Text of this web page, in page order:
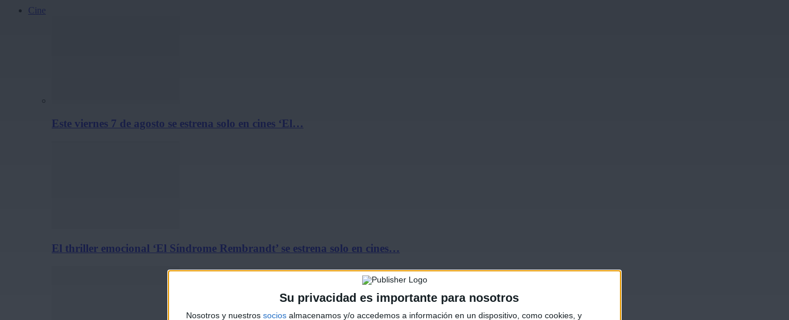
Su privacidad es importante para nosotros
Nosotros y nuestros socios almacenamos y/o accedemos a información en un dispositivo, como cookies, y
Cine
Este viernes 7 de agosto se estrena solo en cines ‘El…
El thriller emocional ‘El Síndrome Rembrandt’ se estrena solo en cines…